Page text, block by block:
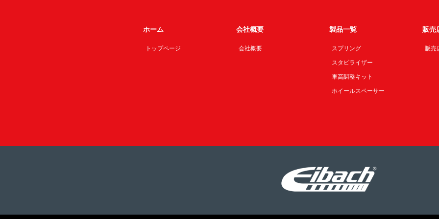
ホーム
トップページ
会社概要
会社概要
製品一覧
スプリング
スタビライザー
車高調整キット
ホイールスペーサー
販売
販売